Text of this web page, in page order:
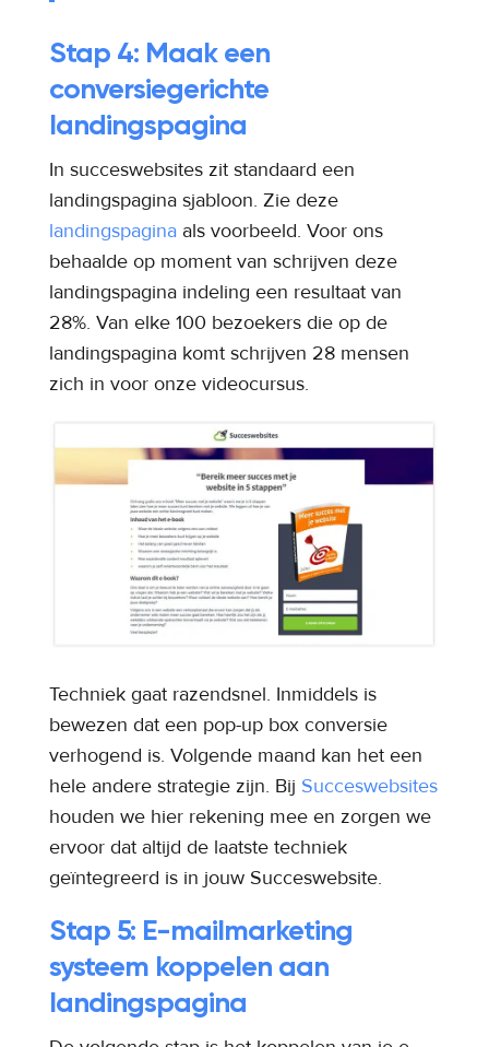
Stap 4: Maak een
conversiegerichte
landingspagina
In succeswebsites zit standaard een
landingspagina sjabloon. Zie deze
landingspaginaals voorbeeld. Voor ons
behaalde op moment van schrijven deze
landingspagina indeling een resultaat van
28%. Van elke 100 bezoekers die op de
landingspagina komt schrijven 28 mensen
zich in voor onze videocursus.
Techniek gaat razendsnel. Inmiddels is
bewezen dat een pop-up box conversie
verhogend is. Volgende maand kan het een
hele andere strategie zijn. Bij Succeswebsites
houden we hier rekening mee en zorgen we
ervoor dat altijd de laatste techniek
geïntegreerd is in jouw Succeswebsite.
Stap 5: E-mailmarketing
systeem koppelen aan
landingspagina